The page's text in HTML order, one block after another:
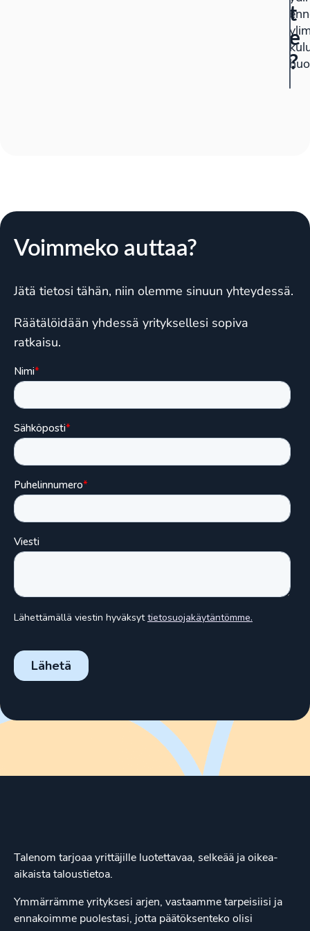
t
e
?
Voimmeko auttaa?
Jätä tietosi tähän, niin olemme sinuun yhteydessä.
Räätälöidään yhdessä yrityksellesi sopiva
ratkaisu.
Talenom tarjoaa yrittäjille luotettavaa, selkeää ja oikea-
aikaista taloustietoa.
Ymmärrämme yrityksesi arjen, vastaamme tarpeisiisi ja
ennakoimme puolestasi, jotta päätöksenteko olisi